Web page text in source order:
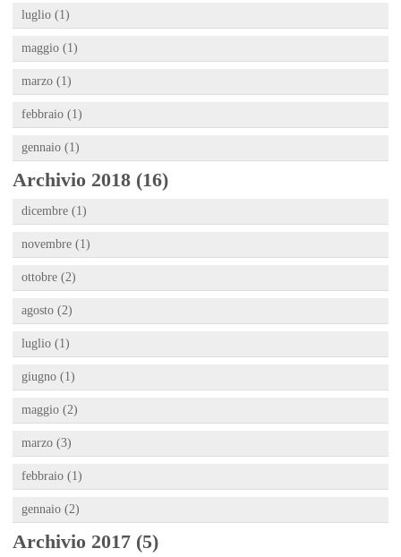
luglio (1)
maggio (1)
marzo (1)
febbraio (1)
gennaio (1)
Archivio 2018 (16)
dicembre (1)
novembre (1)
ottobre (2)
agosto (2)
luglio (1)
giugno (1)
maggio (2)
marzo (3)
febbraio (1)
gennaio (2)
Archivio 2017 (5)